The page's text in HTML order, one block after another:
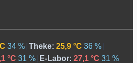
34 % Theke: 25,9 °C 36 %
°C 31 % E-Labor: 27,1 °C 31 %